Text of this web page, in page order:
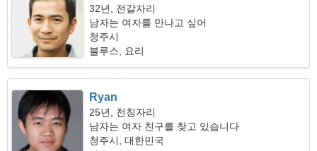
32년, 전갈자리
남자는 여자를 만나고 싶어
청주시
블루스, 요리
Ryan
25년, 천칭자리
남자는 여자 친구를 찾고 있습니다
청주시, 대한민국